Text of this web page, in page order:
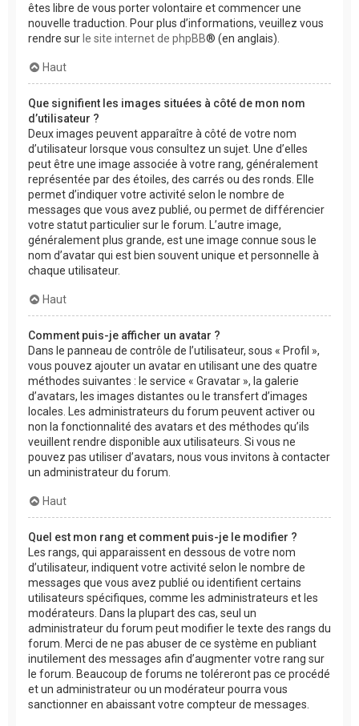
êtes libre de vous porter volontaire et commencer une
nouvelle traduction. Pour plus d’informations, veuillez vous
rendre sur le site internet de phpBB® (en anglais).
Haut
Que signifient les images situées à côté de mon nom
d’utilisateur ?
Deux images peuvent apparaître à côté de votre nom
d’utilisateur lorsque vous consultez un sujet. Une d’elles
peut être une image associée à votre rang, généralement
représentée par des étoiles, des carrés ou des ronds. Elle
permet d’indiquer votre activité selon le nombre de
messages que vous avez publié, ou permet de différencier
votre statut particulier sur le forum. L’autre image,
généralement plus grande, est une image connue sous le
nom d’avatar qui est bien souvent unique et personnelle à
chaque utilisateur.
Haut
Comment puis-je afficher un avatar ?
Dans le panneau de contrôle de l’utilisateur, sous « Profil »,
vous pouvez ajouter un avatar en utilisant une des quatre
méthodes suivantes : le service « Gravatar », la galerie
d’avatars, les images distantes ou le transfert d’images
locales. Les administrateurs du forum peuvent activer ou
non la fonctionnalité des avatars et des méthodes qu’ils
veuillent rendre disponible aux utilisateurs. Si vous ne
pouvez pas utiliser d’avatars, nous vous invitons à contacter
un administrateur du forum.
Haut
Quel est mon rang et comment puis-je le modifier ?
Les rangs, qui apparaissent en dessous de votre nom
d’utilisateur, indiquent votre activité selon le nombre de
messages que vous avez publié ou identifient certains
utilisateurs spécifiques, comme les administrateurs et les
modérateurs. Dans la plupart des cas, seul un
administrateur du forum peut modifier le texte des rangs du
forum. Merci de ne pas abuser de ce système en publiant
inutilement des messages afin d’augmenter votre rang sur
le forum. Beaucoup de forums ne toléreront pas ce procédé
et un administrateur ou un modérateur pourra vous
sanctionner en abaissant votre compteur de messages.